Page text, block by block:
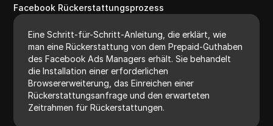
Facebook Rückerstattungsprozess
Eine Schritt-für-Schritt-Anleitung, die erklärt, wie
man eine Rückerstattung von dem Prepaid-Guthaben
des Facebook Ads Managers erhält. Sie behandelt
die Installation einer erforderlichen
Browsererweiterung, das Einreichen einer
Rückerstattungsanfrage und den erwarteten
Zeitrahmen für Rückerstattungen.